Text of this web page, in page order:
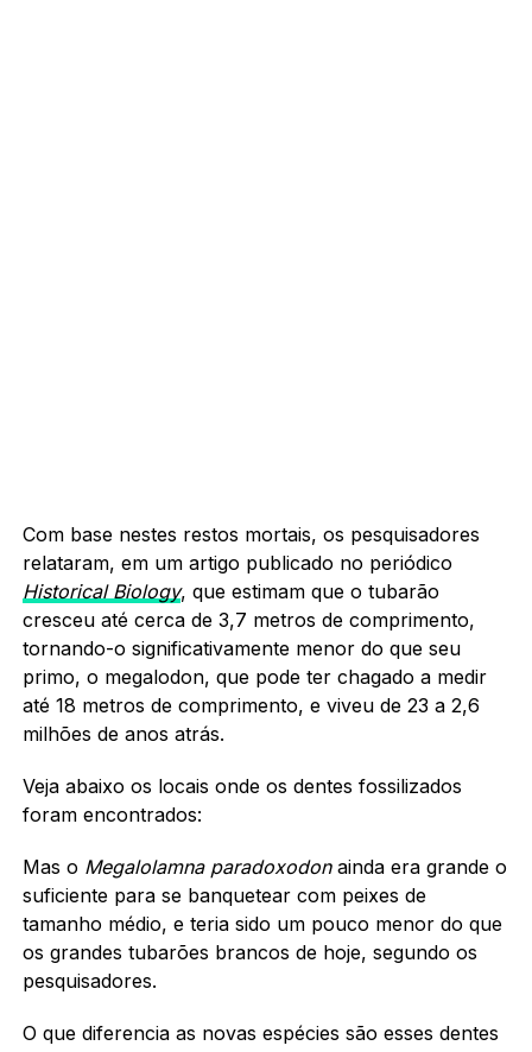
Com base nestes restos mortais, os pesquisadores
relataram, em um artigo publicado no periódico
Historical Biology, que estimam que o tubarão
cresceu até cerca de 3,7 metros de comprimento,
tornando-o significativamente menor do que seu
primo, o megalodon, que pode ter chagado a medir
até 18 metros de comprimento, e viveu de 23 a 2,6
milhões de anos atrás.
Veja abaixo os locais onde os dentes fossilizados
foram encontrados:
Mas o Megalolamna paradoxodonainda era grande o
suficiente para se banquetear com peixes de
tamanho médio, e teria sido um pouco menor do que
os grandes tubarões brancos de hoje, segundo os
pesquisadores.
O que diferencia as novas espécies são esses dentes